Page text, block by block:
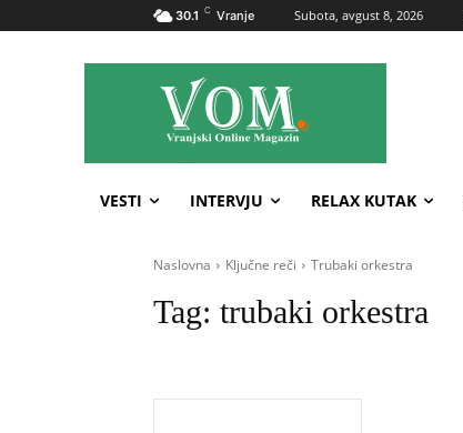
30.1 C Vranje Subota, avgust 8, 2026
VESTI INTERVJU RELAX KUTAK
Naslovna Ključne reči Trubaki orkestra
Tag: trubaki orkestra